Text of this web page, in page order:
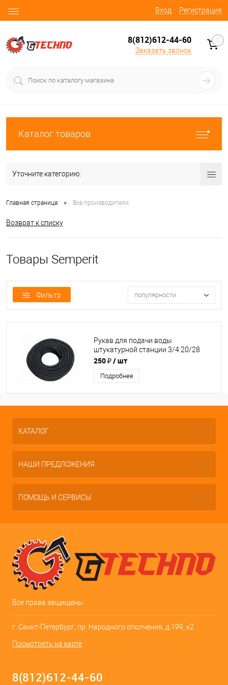
Вход Регистрация
8(812)612-44-60
Заказать звонок
0
Каталог товаров
Уточните категорию:
Главная страница • Все производители
Возврат к списку
Товары Semperit
Фильтр популярности
Рукав для подачи воды
штукатурной станции 3/4 20/28
(Simperit)
250 ₽/ шт
Подробнее
КАТАЛОГ
НАШИ ПРЕДЛОЖЕНИЯ
ПОМОЩЬ И СЕРВИСЫ
Все права защищены.
г. Санкт-Петербург, пр. Народного ополчения, д.199, к2
Посмотреть на карте
8(812)612-44-60